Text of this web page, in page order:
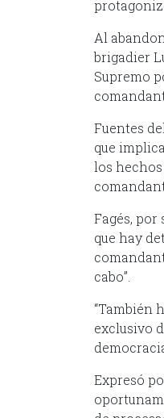
Al
brigadier
Supremo
Fuentes
que
los
Fagés,
que hay
cabo”.
“También
exclusivo
Expresó